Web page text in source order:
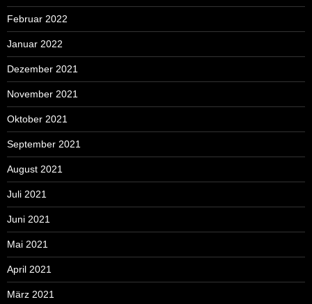
Februar 2022
Januar 2022
Dezember 2021
November 2021
Oktober 2021
September 2021
August 2021
Juli 2021
Juni 2021
Mai 2021
April 2021
März 2021